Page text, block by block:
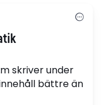
skriver under
bättre än